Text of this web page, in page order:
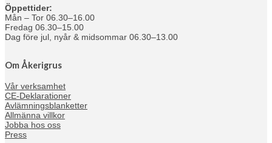
Öppettider:
Mån – Tor 06.30–16.00
Fredag 06.30–15.00
Dag före jul, nyår & midsommar 06.30–13.00
Om Åkerigrus
Vår verksamhet
CE-Deklarationer
Avlämningsblanketter
Allmänna villkor
Jobba hos oss
Press